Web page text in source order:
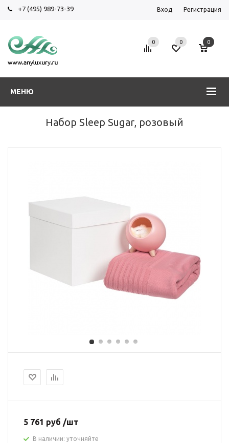
+7 (495) 989-73-39 Вход Регистрация
МЕНЮ
0 0 0
Набор Sleep Sugar, розовый
5 761 руб /шт
В наличии: уточняйте